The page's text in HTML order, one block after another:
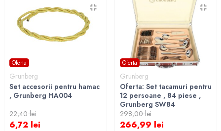
Oferta
Grunberg
Set accesorii pentru hamac
, Grunberg HA004
22,40 lei
6,72 lei
Oferta
Grunberg
Oferta: Set tacamuri pentru
12 persoane , 84 piese ,
Grunberg SW84
298,00 lei
266,99 lei